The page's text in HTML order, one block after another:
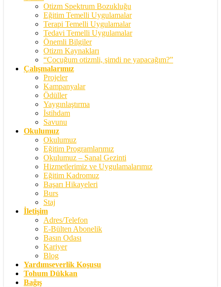
Otizm Spektrum Bozukluğu
Eğitim Temelli Uygulamalar
Terapi Temelli Uygulamalar
Tedavi Temelli Uygulamalar
Önemli Bilgiler
Otizm Kaynakları
“Çocuğum otizmli, şimdi ne yapacağım?”
Çalışmalarımız
Projeler
Kampanyalar
Ödüller
Yaygınlaştırma
İstihdam
Savunu
Okulumuz
Okulumuz
Eğitim Programlarımız
Okulumuz – Sanal Gezinti
Hizmetlerimiz ve Uygulamalarımız
Eğitim Kadromuz
Başarı Hikayeleri
Burs
Staj
İletişim
Adres/Telefon
E-Bülten Abonelik
Basın Odası
Kariyer
Blog
Yardımseverlik Koşusu
Tohum Dükkan
Bağış